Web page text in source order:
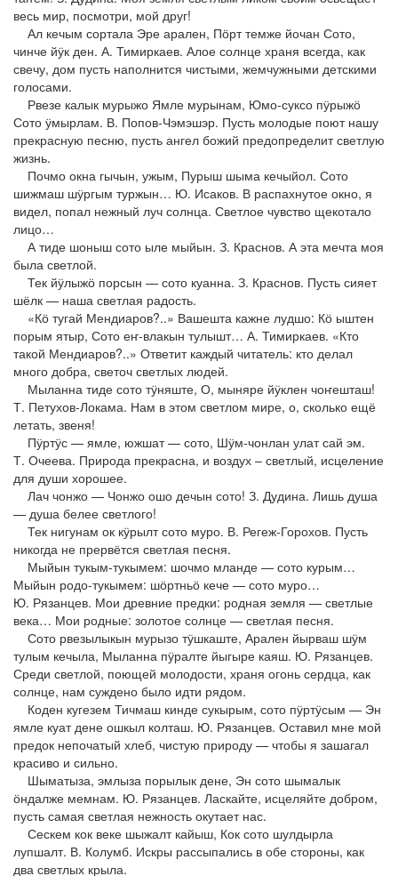
весь мир, посмотри, мой друг!
Ал кечым сортала Эре арален, Пӧрт темже йочан Сото,
чинче йӱк ден. А. Тимиркаев. Алое солнце храня всегда, как
свечу, дом пусть наполнится чистыми, жемчужными детскими
голосами.
Рвезе калык мурыжо Ямле мурынам, Юмо-суксо пӱрыжӧ
Сото ӱмырлам. В. Попов-Чэмэшэр. Пусть молодые поют нашу
прекрасную песню, пусть ангел божий предопределит светлую
жизнь.
Почмо окна гычын, ужым, Пурыш шыма кечыйол. Сото
шижмаш шӱргым туржын… Ю. Исаков. В распахнутое окно, я
видел, попал нежный луч солнца. Светлое чувство щекотало
лицо…
А тиде шоныш сото ыле мыйын. З. Краснов. А эта мечта моя
была светлой.
Тек йӱлыжӧ порсын — сото куанна. З. Краснов. Пусть сияет
шёлк — наша светлая радость.
«Кӧ тугай Мендиаров?..» Вашешта кажне лудшо: Кӧ ыштен
порым ятыр, Сото еҥ-влакын тулышт… А. Тимиркаев. «Кто
такой Мендиаров?..» Ответит каждый читатель: кто делал
много добра, светоч светлых людей.
Мыланна тиде сото тӱняште, О, мыняре йӱклен чоҥешташ!
Т. Петухов-Локама. Нам в этом светлом мире, о, сколько ещё
летать, звеня!
Пӱртӱс — ямле, южшат — сото, Шӱм-чонлан улат сай эм.
Т. Очеева. Природа прекрасна, и воздух – светлый, исцеление
для души хорошее.
Лач чонжо — Чонжо ошо дечын сото! З. Дудина. Лишь душа
— душа белее светлого!
Тек нигунам ок кӱрылт сото муро. В. Регеж-Горохов. Пусть
никогда не прервётся светлая песня.
Мыйын тукым-тукымем: шочмо мланде — сото курым…
Мыйын родо-тукымем: шӧртньӧ кече — сото муро…
Ю. Рязанцев. Мои древние предки: родная земля — светлые
века… Мои родные: золотое солнце — светлая песня.
Сото рвезылыкын мурызо тӱшкаште, Арален йырваш шӱм
тулым кечыла, Мыланна пӱралте йыгыре каяш. Ю. Рязанцев.
Среди светлой, поющей молодости, храня огонь сердца, как
солнце, нам суждено было идти рядом.
Коден кугезем Тичмаш кинде сукырым, сото пӱртӱсым — Эн
ямле куат дене ошкыл колташ. Ю. Рязанцев. Оставил мне мой
предок непочатый хлеб, чистую природу — чтобы я зашагал
красиво и сильно.
Шыматыза, эмлыза порылык дене, Эн сото шымалык
ӧндалже мемнам. Ю. Рязанцев. Ласкайте, исцеляйте добром,
пусть самая светлая нежность окутает нас.
Сескем кок веке шыжалт кайыш, Кок сото шулдырла
лупшалт. В. Колумб. Искры рассыпались в обе стороны, как
два светлых крыла.